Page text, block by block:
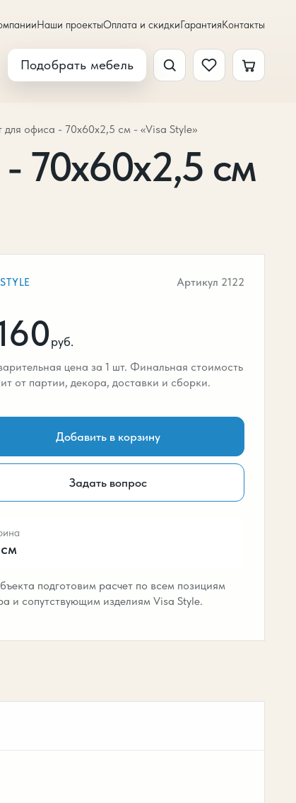
Наши проектыОплата и скидкиГарантияКонтакты
Подобрать мебель
для офиса - 70х60х2,5 см - «Visa Style»
70х60х2,5 см
Артикул 2122
руб.
цена за 1 шт. Финальная стоимость
от партии, декора, доставки и сборки.
Добавить в корзину
Задать вопрос
подготовим расчет по всем позициям
и сопутствующим изделиям Visa Style.